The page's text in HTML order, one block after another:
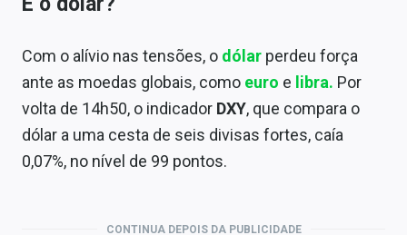
Com o alívio nas tensões, o dólar perdeu força
ante as moedas globais, como euro e libra. Por
volta de 14h50, o indicador DXY, que compara o
dólar a uma cesta de seis divisas fortes, caía
0,07%, no nível de 99 pontos.
CONTINUA DEPOIS DA PUBLICIDADE